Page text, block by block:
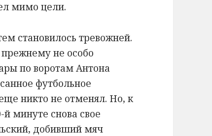
мимо цели.
становилось тревожней.
прежнему не особо
по воротам Антона
футбольное
никто не отменял. Но, к
минуте снова свое
добивший мяч